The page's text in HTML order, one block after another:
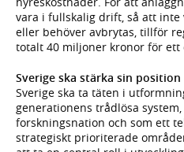
vara i fullskalig drift, så att inte
eller behöver avbrytas, tillför
totalt 40 miljoner kronor för ett
Sverige ska stärka sin
Sverige ska ta täten i
generationens trådlösa system,
forskningsnation och som ett
strategiskt prioriterade